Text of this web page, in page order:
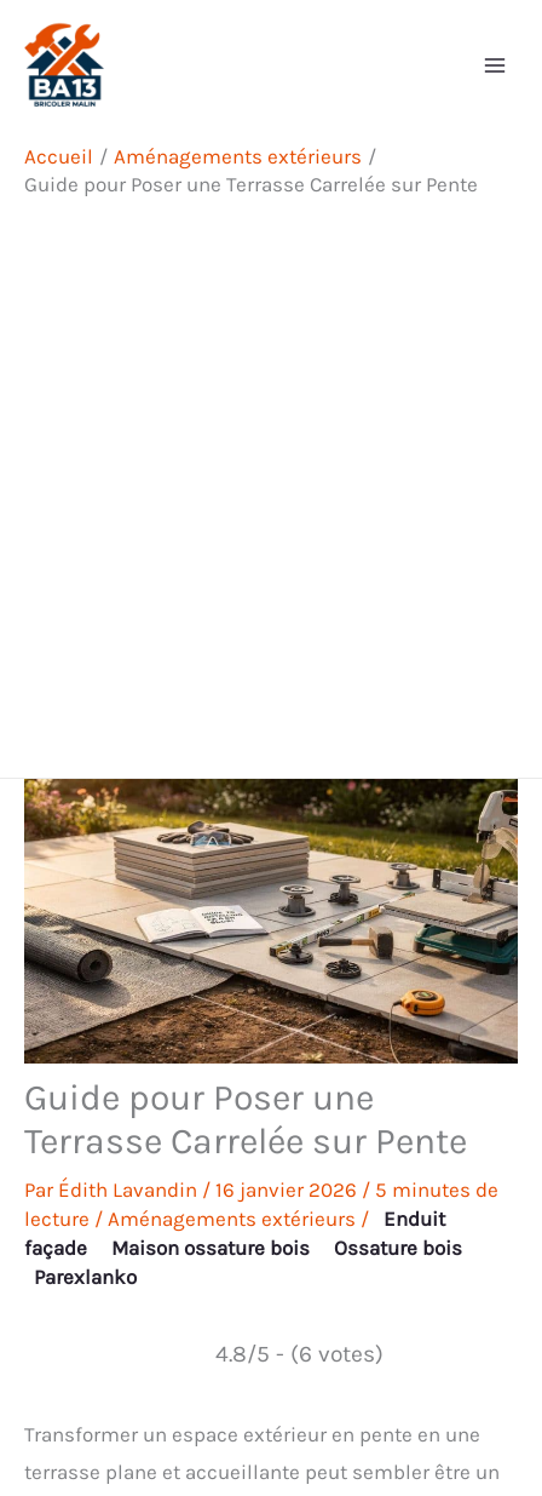
contenu
Accueil
Aménagements extérieurs
Guide pour Poser une Terrasse Carrelée sur Pente
Guide pour Poser une
Terrasse Carrelée sur Pente
Par Édith Lavandin / 16 janvier 2026 / 5 minutes de
lecture / Aménagements extérieurs /
Enduit
façade
Maison ossature bois
Ossature bois
Parexlanko
4.8/5 - (6 votes)
Transformer un espace extérieur en pente en une
terrasse plane et accueillante peut sembler être un
Rechercher